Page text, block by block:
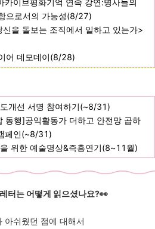
이브평화기억 연속 강연:병사들의
으로서의 가능성(8/27)
을 돌보는 조직에서 일하고 있는가>
어 데모데이(8/28)
개선 서명 참여하기(~8/31)
동행]공익활동가 더하고 안전망 곱하
페인(~8/31)
위한 예술명상&즉흥연기(8~11월)
터는 어떻게 읽으셨나요?👀
아쉬웠던 점에 대해서